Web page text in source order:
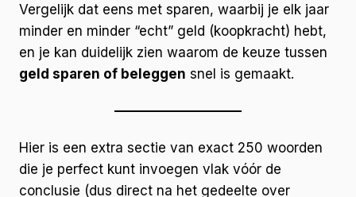
Vergelijk dat eens met sparen, waarbij je elk jaar
minder en minder “echt” geld (koopkracht) hebt,
en je kan duidelijk zien waarom de keuze tussen
geld sparen of beleggen snel is gemaakt.
Hier is een extra sectie van exact 250 woorden
die je perfect kunt invoegen vlak vóór de
conclusie (dus direct na het gedeelte over